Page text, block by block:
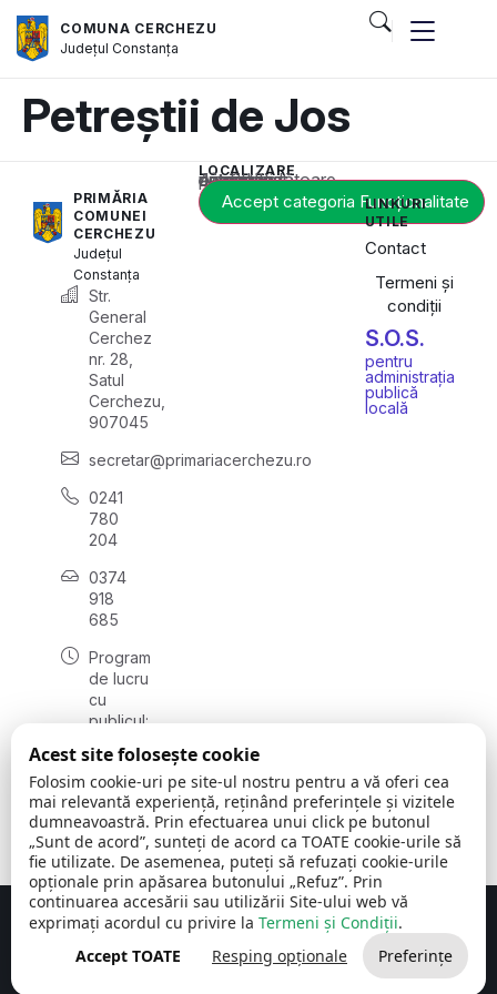
COMUNA CERCHEZU
JudețulConstanța
Petreștii de Jos
PRIMĂRIA
COMUNEI
CERCHEZU
Județul
Constanța
Str.
General
Cerchez
nr. 28,
Satul
Cerchezu,
907045
secretar@primariacerchezu.ro
0241
780
204
0374
918
685
Program
de lucru
cu
publicul:
08:00 -
16:30
, vineri:
08:00 -
14:00
LOCALIZARE
Acest conținut este blocat până când acceptați categoria corespunzătoare de cookie-uri.
Accept categoria Funcționalitate
LINKURI
UTILE
Contact
Termeni și
condiții
S.O.S.
pentru
administrația
publică
locală
Comuna Cerchezu © 2026Toate drepturile rezervate
Concept realizat de Big Media Relații Publice SRL
Acest site folosește cookie
Folosim cookie-uri pe site-ul nostru pentru a vă oferi cea
mai relevantă experiență, reținând preferințele și vizitele
dumneavoastră. Prin efectuarea unui click pe butonul
„Sunt de acord”, sunteți de acord ca TOATE cookie-urile să
fie utilizate. De asemenea, puteți să refuzați cookie-urile
opționale prin apăsarea butonului „Refuz”. Prin
continuarea accesării sau utilizării Site-ului web vă
exprimați acordul cu privire la Termeni și Condiții.
Accept TOATE
Resping opționale Preferințe